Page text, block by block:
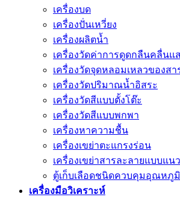
เครื่องบด
เครื่องปั่นเหวี่ยง
เครื่องผลิตน้ำ
เครื่องวัดค่าการดูดกลืนคลื่นแ
เครื่องวัดจุดหลอมเหลวของสา
เครื่องวัดปริมาณน้ำอิสระ
เครื่องวัดสีแบบตั้งโต๊ะ
เครื่องวัดสีแบบพกพา
เครื่องหาความชื้น
เครื่องเขย่าตะแกรงร่อน
เครื่องเขย่าสารละลายแบบแน
ตู้เก็บเลือดชนิดควบคุมอุณหภูมิ
เครื่องมือวิเคราะห์